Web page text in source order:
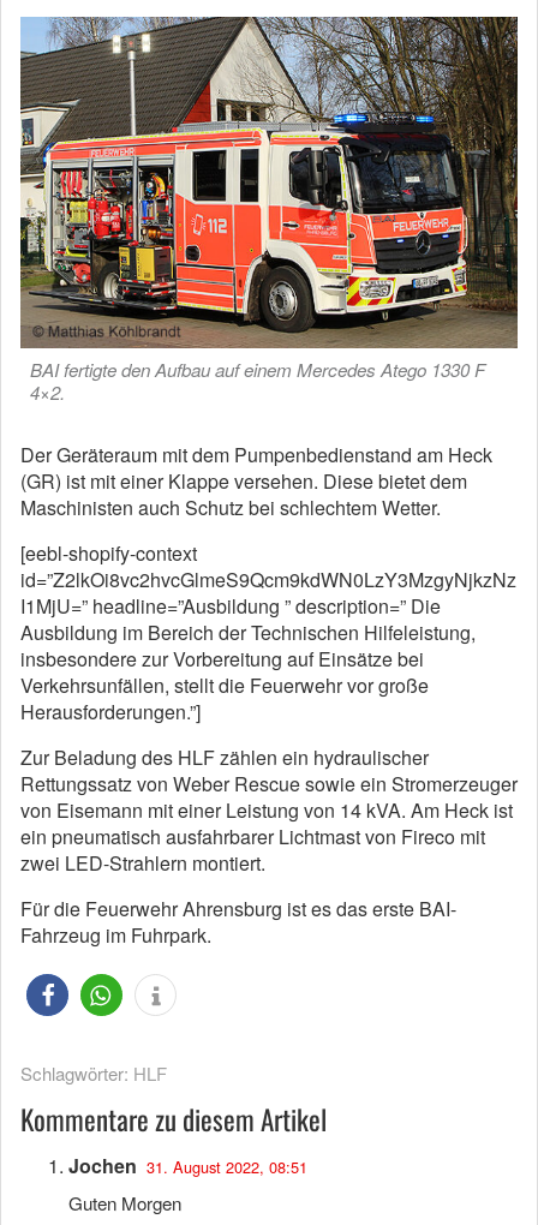
BAI fertigte den Aufbau auf einem Mercedes Atego 1330 F
4×2.
Der Geräteraum mit dem Pumpenbedienstand am Heck
(GR) ist mit einer Klappe versehen. Diese bietet dem
Maschinisten auch Schutz bei schlechtem Wetter.
[eebl-shopify-context
id=”Z2lkOi8vc2hvcGlmeS9Qcm9kdWN0LzY3MzgyNjkzNz
I1MjU=” headline=”Ausbildung ” description=” Die
Ausbildung im Bereich der Technischen Hilfeleistung,
insbesondere zur Vorbereitung auf Einsätze bei
Verkehrsunfällen, stellt die Feuerwehr vor große
Herausforderungen.”]
Zur Beladung des HLF zählen ein hydraulischer
Rettungssatz von Weber Rescue sowie ein Stromerzeuger
von Eisemann mit einer Leistung von 14 kVA. Am Heck ist
ein pneumatisch ausfahrbarer Lichtmast von Fireco mit
zwei LED-Strahlern montiert.
Für die Feuerwehr Ahrensburg ist es das erste BAI-
Fahrzeug im Fuhrpark.
Schlagwörter: HLF
Kommentare zu diesem Artikel
Jochen 31. August 2022, 08:51
Guten Morgen